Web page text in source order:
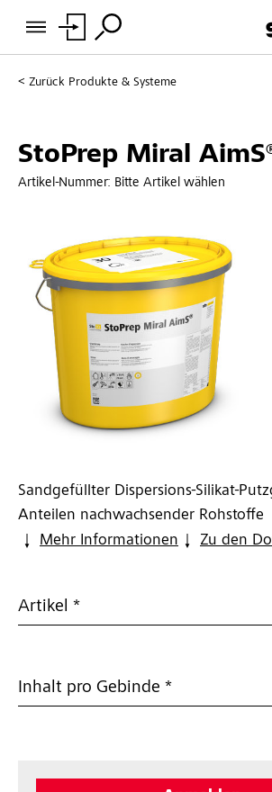
Zurück Produkte & Systeme
StoPrep Miral
Artikel-Nummer: Bitte Artikel wählen
Sandgefüllter Dispersions-Silikat-
Anteilen nachwachsender Rohstoffe
Mehr Informationen
Zu den
Artikel *
Inhalt pro Gebinde *